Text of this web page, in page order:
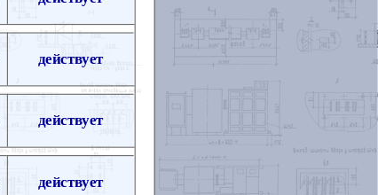
действует
действует
действует